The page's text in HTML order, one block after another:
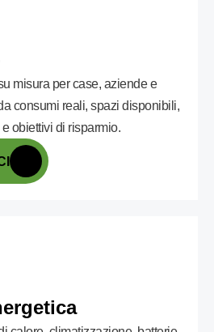
misura per case, aziende e
consumi reali, spazi disponibili,
obiettivi di risparmio.